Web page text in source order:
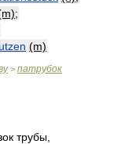
;
(m)
> патрубок
трубы,